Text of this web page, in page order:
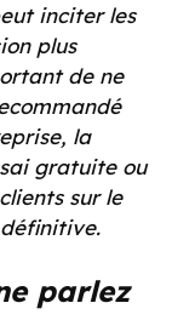
inciter les
plus
de ne
la
gratuite ou
sur le
définitive.
parlez